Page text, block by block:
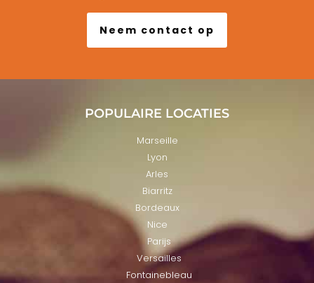
Neem contact op
POPULAIRE LOCATIES
Marseille
Lyon
Arles
Biarritz
Bordeaux
Nice
Parijs
Versailles
Fontainebleau